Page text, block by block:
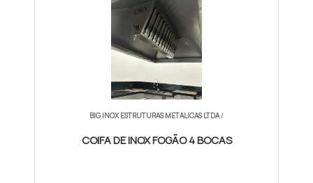
BIG INOX ESTRUTURAS METALICAS LTDA/
COIFA DE INOX FOGÃO 4 BOCAS